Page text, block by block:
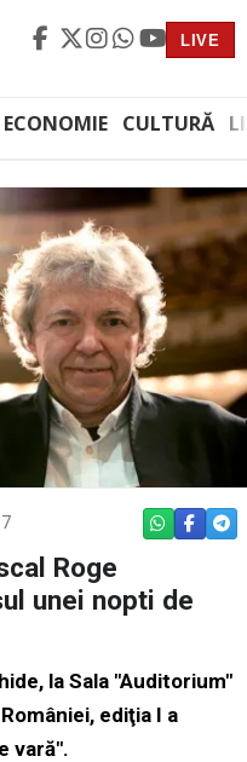
LIVE
ECONOMIE CULTURĂ
WHATSAPP
Roge
unei nopti de
la Sala "Auditorium"
ediţia I a
vară".